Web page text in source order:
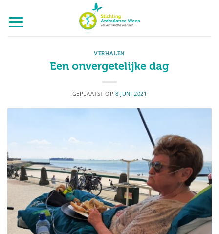
naar
inhoud
VERHALEN
Een onvergetelijke dag
GEPLAATST OP8 JUNI 2021